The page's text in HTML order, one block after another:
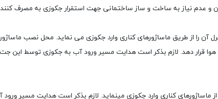
عدم نیاز به ساخت و ساز ساختمانی جهت استقرار جکوزی به مصرف
را از طریق ماساژورهای کناری وارد جکوزی می نماید. محل نصب
قرار دهد. لازم بذکر است هدایت مسیر ورود آب به جکوزی توسط این
کناری وارد جکوزی مینماید. لازم بذکر است هدایت مسیر